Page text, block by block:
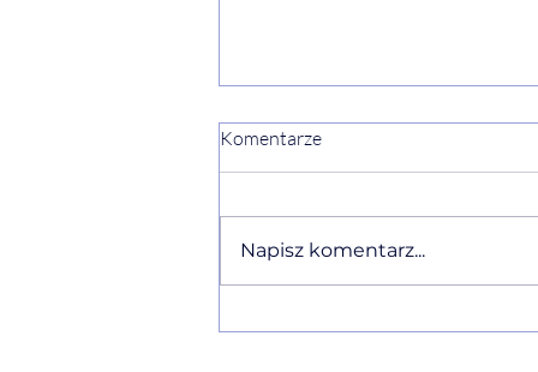
Komentarze
Napisz komentarz...